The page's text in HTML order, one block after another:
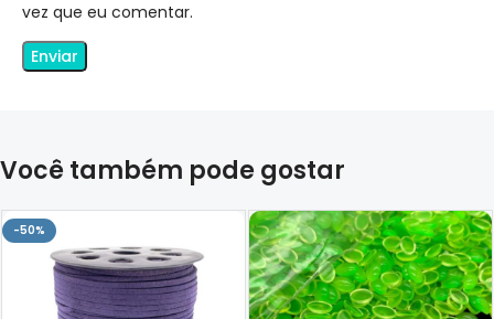
vez que eu comentar.
Você também pode gostar
-50%